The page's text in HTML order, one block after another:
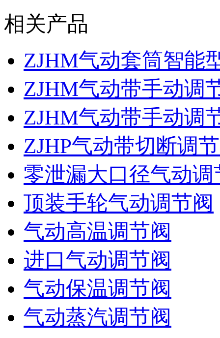
相关产品
ZJHM气动套筒智能
ZJHM气动带手动调
ZJHM气动带手动调
ZJHP气动带切断调
零泄漏大口径气动调
顶装手轮气动调节阀
气动高温调节阀
进口气动调节阀
气动保温调节阀
气动蒸汽调节阀